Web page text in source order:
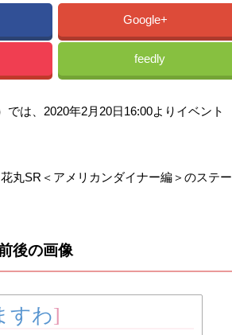
Google+
feedly
は、2020年2月20日16:00よりイベント
丸SR＜アメリカンダイナー編＞のステー
後の画像
すわ]